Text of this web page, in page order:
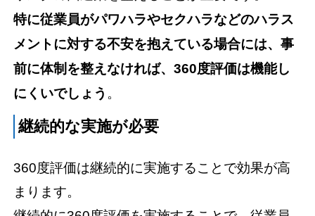
特に従業員がパワハラやセクハラなどのハラス
メントに対する不安を抱えている場合には、事
前に体制を整えなければ、360度評価は機能し
にくいでしょう 。
継続的な実施が必要
360度評価は継続的に実施することで効果が高
まります。